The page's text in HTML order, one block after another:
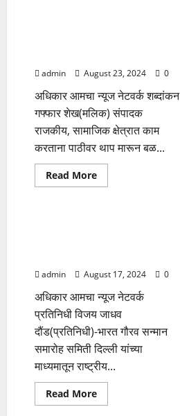
admin August 23, 2024 0
अधिकार आमचा न्यूज नेटवर्क शब्दांकन
गफ्फार शेख(मलिक) संपादक
राजकीय, सामाजिक क्षेत्रात काम
करताना पाठीवर थाप मारून बळ...
Read MoreRead
more
चव्हाण
यांनी
ध्येय
बनविले
असून
त्यांचा
आज
वाढदिवस…..
पुणे विभाग महाराष्ट्र
admin August 17, 2024 0
अधिकार आमचा न्यूज नेटवर्क
प्रतिनिधी विजय जाधव
दौंड(प्रतिनिधी)-भारत गौरव सन्मान
समारोह समिती दिल्ली यांच्या
माध्यमातून राष्ट्रीय...
Read MoreRead
more
खान्देश विभाग महाराष्ट्र